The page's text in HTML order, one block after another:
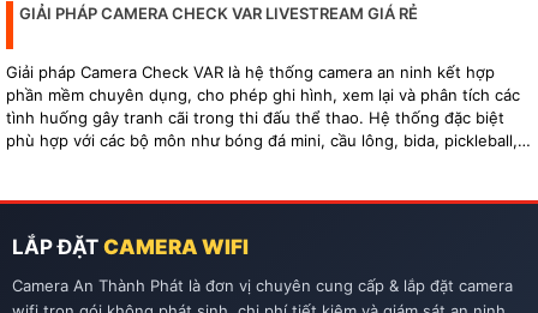
GIẢI PHÁP CAMERA CHECK VAR LIVESTREAM GIÁ RẺ
Giải pháp Camera Check VAR là hệ thống camera an ninh kết hợp
phần mềm chuyên dụng, cho phép ghi hình, xem lại và phân tích các
tình huống gây tranh cãi trong thi đấu thể thao. Hệ thống đặc biệt
phù hợp với các bộ môn như bóng đá mini, cầu lông, bida, pickleball,
LẮP ĐẶT CAMERA WIFI
Camera An Thành Phát là đơn vị chuyên cung cấp & lắp đặt camera